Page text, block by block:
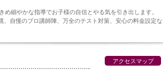
細やかな指導でお子様の自信とやる気を引き出します。
自慢のプロ講師陣、万全のテスト対策、安心の料金設定
アクセスマップ